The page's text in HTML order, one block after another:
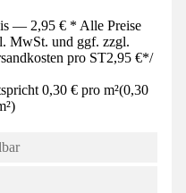
— 2,95 € * Alle Preise
MwSt. und ggf. zzgl.
pro ST2,95 €*/
0,30 € pro m²(0,30
)